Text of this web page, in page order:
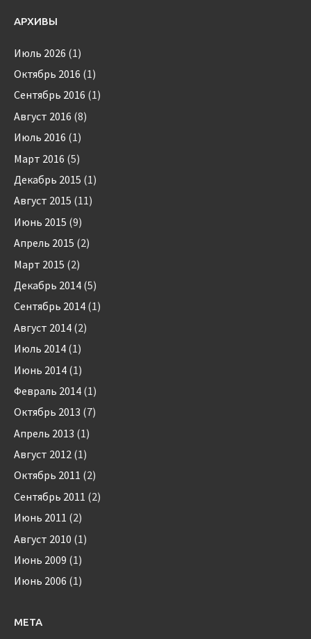
АРХИВЫ
Июль 2026 (1)
Октябрь 2016 (1)
Сентябрь 2016 (1)
Август 2016 (8)
Июль 2016 (1)
Март 2016 (5)
Декабрь 2015 (1)
Август 2015 (11)
Июнь 2015 (9)
Апрель 2015 (2)
Март 2015 (2)
Декабрь 2014 (5)
Сентябрь 2014 (1)
Август 2014 (2)
Июль 2014 (1)
Июнь 2014 (1)
Февраль 2014 (1)
Октябрь 2013 (7)
Апрель 2013 (1)
Август 2012 (1)
Октябрь 2011 (2)
Сентябрь 2011 (2)
Июнь 2011 (2)
Август 2010 (1)
Июнь 2009 (1)
Июнь 2006 (1)
МЕТА